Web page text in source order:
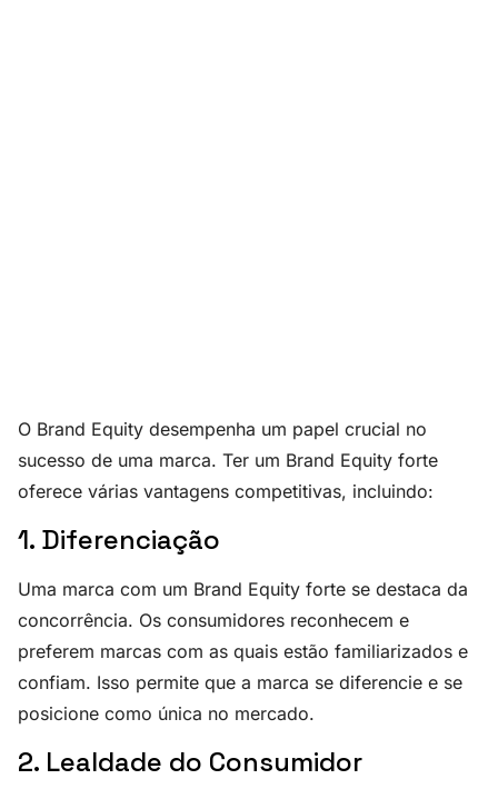
O Brand Equity desempenha um papel crucial no
sucesso de uma marca. Ter um Brand Equity forte
oferece várias vantagens competitivas, incluindo:
1. Diferenciação
Uma marca com um Brand Equity forte se destaca da
concorrência. Os consumidores reconhecem e
preferem marcas com as quais estão familiarizados e
confiam. Isso permite que a marca se diferencie e se
posicione como única no mercado.
2. Lealdade do Consumidor